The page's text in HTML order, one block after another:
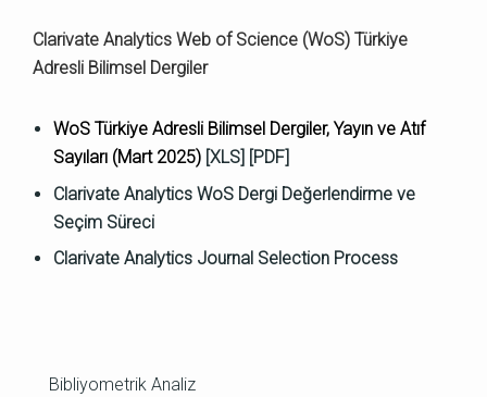
Clarivate Analytics Web of Science (WoS) Türkiye
Adresli Bilimsel Dergiler
WoS Türkiye Adresli Bilimsel Dergiler, Yayın ve Atıf
Sayıları (Mart 2025) [XLS]
[PDF]
Clarivate Analytics WoS Dergi Değerlendirme ve
Seçim Süreci
Clarivate Analytics Journal Selection Process
Bibliyometrik Analiz